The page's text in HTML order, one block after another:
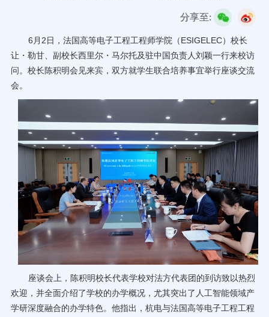
分享至:
6月2日，法国高等电子工程工程师学院（ESIGELEC）校长
让・勒甘、副校长西里尔・马尔托及驻中国负责人刘颖一行来校访
问。校长陈积明会见来宾，双方就学生联合培养事宜举行座谈交流
会。
座谈会上，陈积明校长代表学校对法方代表团的到访致以热烈
欢迎，并全面介绍了学校的办学概况，尤其突出了人工智能领域产
学研深度融合的办学特色。他指出，杭电与法国高等电子工程工程